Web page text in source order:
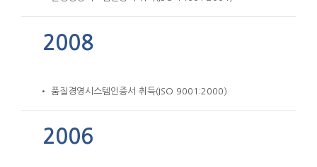
2008
• 품질경영시스템인증서 취득(ISO 9001:2000)
2006